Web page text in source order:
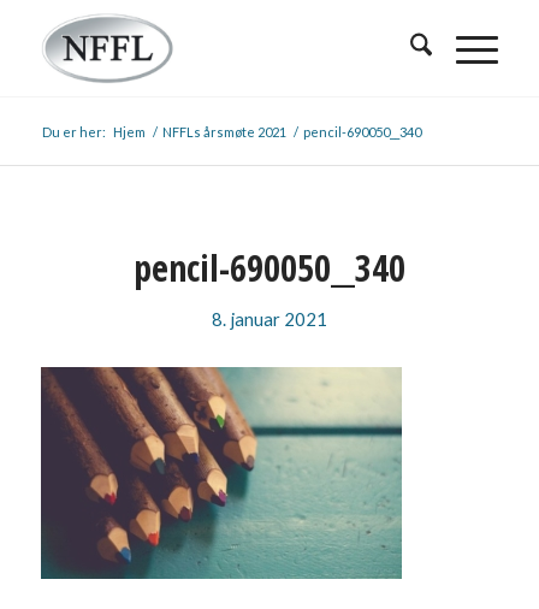
Du er her: Hjem / NFFLs årsmøte 2021 / pencil-690050__340
pencil-690050__340
8. januar 2021